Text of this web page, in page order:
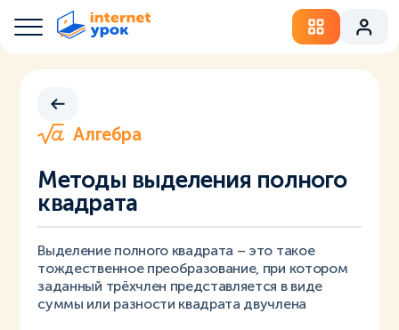
Алгебра
Методы выделения полного
квадрата
Выделение полного квадрата – это такое
тождественное преобразование, при котором
заданный трёхчлен представляется в виде
суммы или разности квадрата двучлена